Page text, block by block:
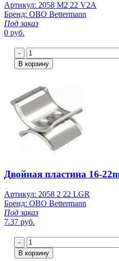
Артикул: 2058 M2 22 V2A
Бренд: OBO Bettermann
Под заказ
0 руб.
-
В корзину
Двойная пластина 16-
Артикул: 2058 2 22 LGR
Бренд: OBO Bettermann
Под заказ
7.37 руб.
-
В корзину